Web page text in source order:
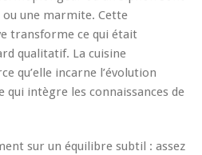
ou une marmite. Cette
transforme ce qui était
qualitatif. La cuisine
qu’elle incarne l’évolution
qui intègre les connaissances de
sur un équilibre subtil : assez